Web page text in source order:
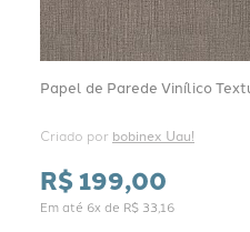
Papel de Parede Vinílico
Criado por bobinex Uau!
R$199,00
Em até 6x de R$ 33,16